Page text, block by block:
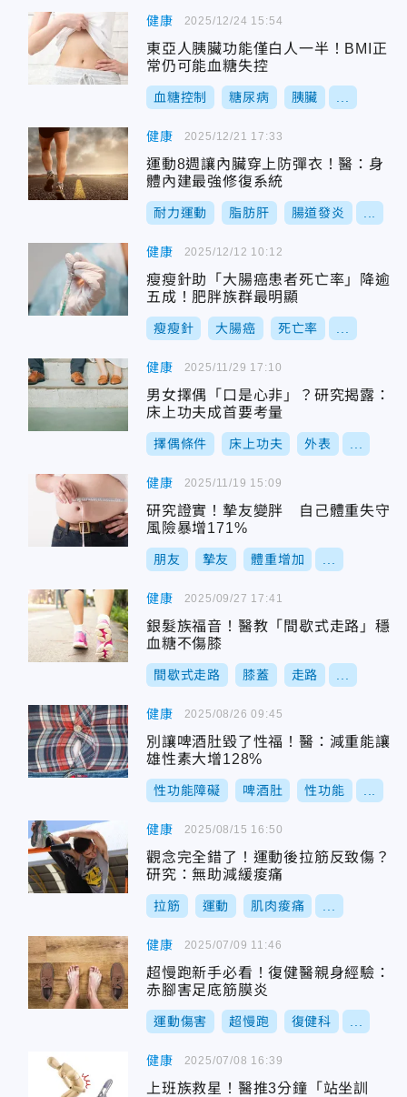
健康
東亞人胰臟功能僅白人一半！BMI正
常仍可能血糖失控
血糖控制 糖尿病 胰臟
2025/12/24 15:54
健康
運動8週讓內臟穿上防彈衣！醫：身
體內建最強修復系統
耐力運動 脂肪肝 腸道發炎
2025/12/21 17:33
健康
瘦瘦針助「大腸癌患者死亡率」降逾
五成！肥胖族群最明顯
瘦瘦針 大腸癌 死亡率
2025/12/12 10:12
健康
男女擇偶「口是心非」？研究揭露：
床上功夫成首要考量
擇偶條件 床上功夫 外表
2025/11/29 17:10
健康
研究證實！摯友變胖 自己體重失守
風險暴增171%
朋友 摯友 體重增加
2025/11/19 15:09
健康
銀髮族福音！醫教「間歇式走路」穩
血糖不傷膝
間歇式走路 膝蓋 走路
2025/09/27 17:41
健康
別讓啤酒肚毀了性福！醫：減重能讓
雄性素大增128%
性功能障礙 啤酒肚 性功能
2025/08/26 09:45
健康
觀念完全錯了！運動後拉筋反致傷？
研究：無助減緩痠痛
拉筋 運動 肌肉痠痛
2025/08/15 16:50
健康
超慢跑新手必看！復健醫親身經驗：
赤腳害足底筋膜炎
運動傷害 超慢跑 復健科
2025/07/09 11:46
健康
上班族救星！醫推3分鐘「站坐訓
2025/07/08 16:39